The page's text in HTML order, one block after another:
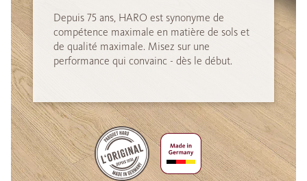
Depuis 75 ans, HARO est synonyme de
compétence maximale en matière de sols et
de qualité maximale. Misez sur une
performance qui convainc - dès le début.